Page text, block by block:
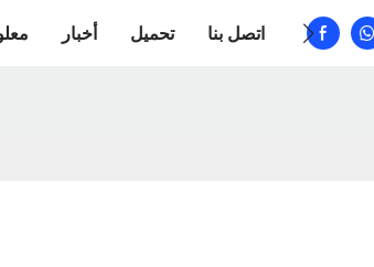
أخبار تحميل اتصل بنا الشائعة